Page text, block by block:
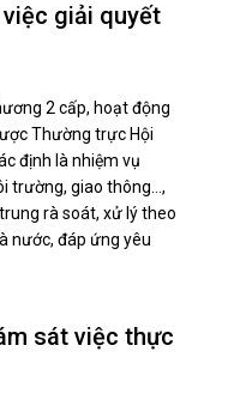
giải quyết
2 cấp, hoạt động
Thường trực Hội
định là nhiệm vụ
trường, giao thông…,
rà soát, xử lý theo
nước, đáp ứng yêu
sát việc thực